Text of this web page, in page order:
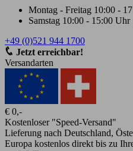
Montag - Freitag 10:00 -
Samstag 10:00 - 15:00 Uhr
+49 (0)521 944 1700
Jetzt erreichbar!
Versandarten
€ 0,-
Kostenloser "Speed-Versand"
Lieferung nach Deutschland,
Europa kostenlos direkt bis zu